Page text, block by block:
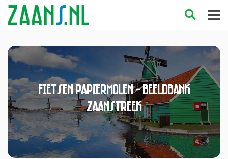
Fietsen papiermolen - Beeldbank
Zaanstreek